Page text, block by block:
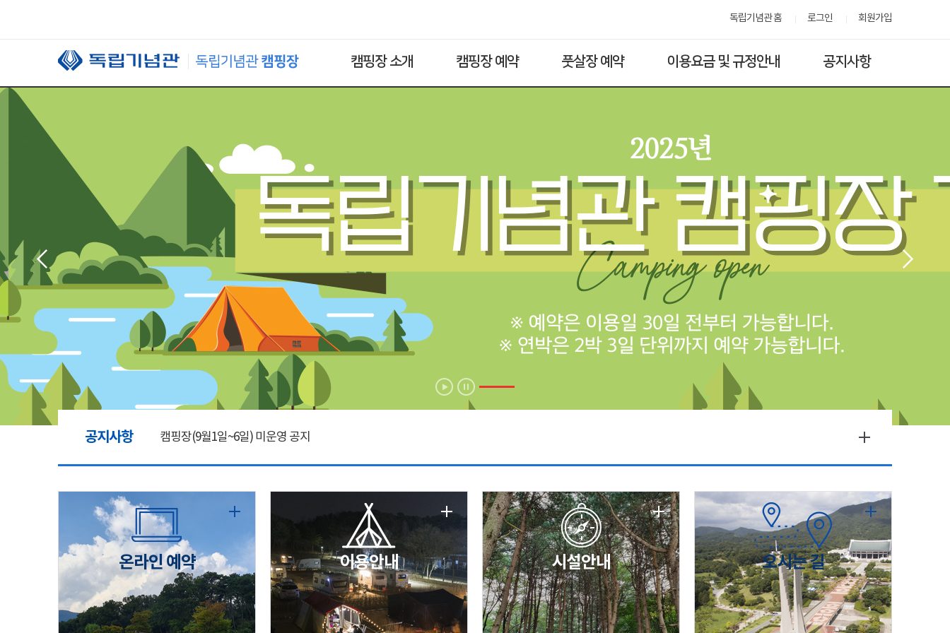
독립기념관 홈 로그인 회원가입
캠핑장 소개 캠핑장 예약 풋살장 예약 이용요금 및 규정안내 공지사항
공지사항 캠핑장(9월1일~6일) 미운영 공지
[6/1]전산시스템 점검 및 안정화에 따른 서비스 이용 제한 안내
2026년 5월 캠핑장 안점 점검의 날 변경 안내
캠핑장(9월1일~6일) 미운영 공지
온라인 예약 이용안내 시설안내 오시는 길